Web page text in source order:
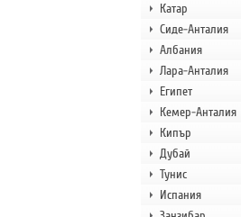
Катар
Сиде-Анталия
Албания
Лара-Анталия
Египет
Кемер-Анталия
Кипър
Дубай
Тунис
Испания